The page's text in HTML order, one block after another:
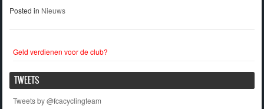
Posted in Nieuws
Geld verdienen voor de club?
TWEETS
Tweets by @fcacyclingteam